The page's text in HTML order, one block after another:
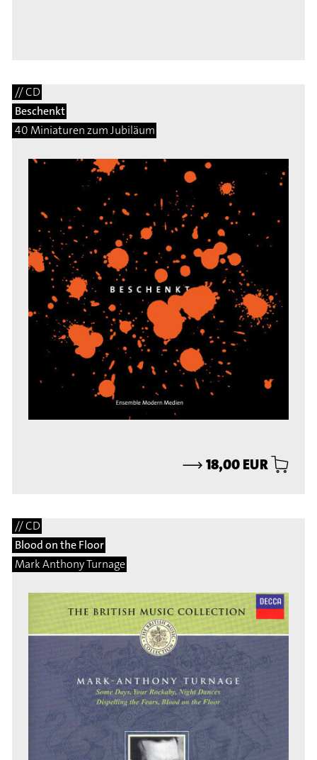
// CD
Beschenkt
40 Miniaturen zum Jubiläum
⟶18,00 EUR
// CD
Blood on the Floor
Mark Anthony Turnage